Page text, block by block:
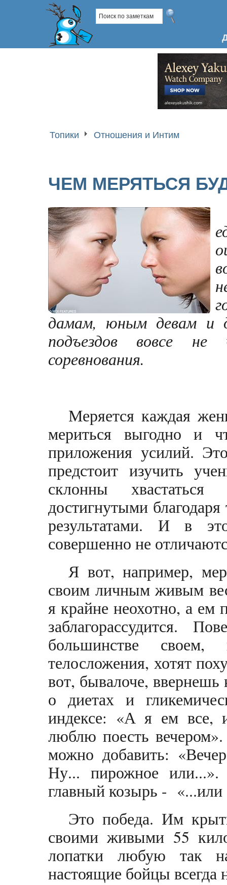
Топики Отношения и Интим
ЧЕМ МЕРЯТЬСЯ
дамам, юным девам и
подъездов вовсе
соревнования.
Меряется каждая
мериться выгодно и
приложения усилий.
предстоит изучить
склонны
достигнутыми
результатами. И в
совершенно не
Я вот, например,
своим личным живым
я крайне неохотно, а ем
заблагорассудится.
большинстве
телосложения, хотят
вот, бывалоче,
о диетах и
индексе: «А я ем все,
люблю поесть
можно добавить:
Ну... пирожное
главный козырь - «...или
Это победа. Им
своими живыми 55
лопатки любую так
настоящие бойцы всегда